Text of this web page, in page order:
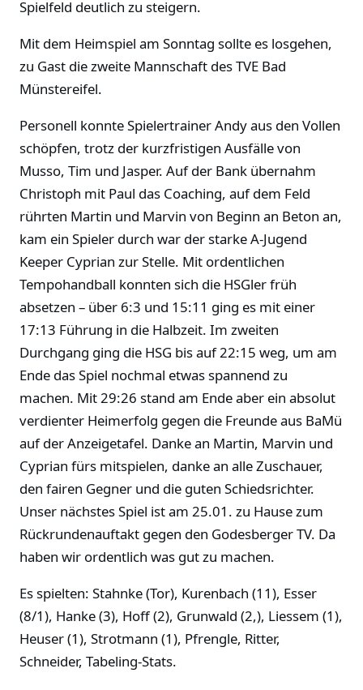
Spielfeld deutlich zu steigern.
Mit dem Heimspiel am Sonntag sollte es losgehen,
zu Gast die zweite Mannschaft des TVE Bad
Münstereifel.
Personell konnte Spielertrainer Andy aus den Vollen
schöpfen, trotz der kurzfristigen Ausfälle von
Musso, Tim und Jasper. Auf der Bank übernahm
Christoph mit Paul das Coaching, auf dem Feld
rührten Martin und Marvin von Beginn an Beton an,
kam ein Spieler durch war der starke A-Jugend
Keeper Cyprian zur Stelle. Mit ordentlichen
Tempohandball konnten sich die HSGler früh
absetzen – über 6:3 und 15:11 ging es mit einer
17:13 Führung in die Halbzeit. Im zweiten
Durchgang ging die HSG bis auf 22:15 weg, um am
Ende das Spiel nochmal etwas spannend zu
machen. Mit 29:26 stand am Ende aber ein absolut
verdienter Heimerfolg gegen die Freunde aus BaMü
auf der Anzeigetafel. Danke an Martin, Marvin und
Cyprian fürs mitspielen, danke an alle Zuschauer,
den fairen Gegner und die guten Schiedsrichter.
Unser nächstes Spiel ist am 25.01. zu Hause zum
Rückrundenauftakt gegen den Godesberger TV. Da
haben wir ordentlich was gut zu machen.
Es spielten: Stahnke (Tor), Kurenbach (11), Esser
(8/1), Hanke (3), Hoff (2), Grunwald (2,), Liessem (1),
Heuser (1), Strotmann (1), Pfrengle, Ritter,
Schneider, Tabeling-Stats.